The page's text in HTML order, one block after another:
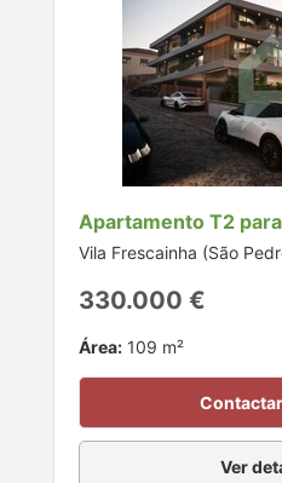
Apartamento T2
Vila Frescainha (São
330.000 €
Área: 109 m²
Ver